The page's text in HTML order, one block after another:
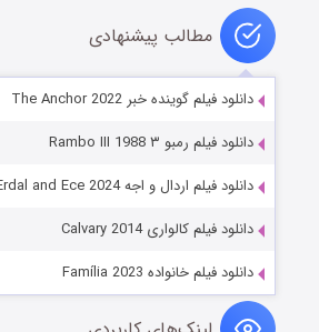
مطالب پیشنهادی
دانلود فیلم گوینده خبر The Anchor 2022
دانلود فیلم رمبو ۳ Rambo III 1988
دانلود فیلم اردال و اجه Erdal and Ece 2024
دانلود فیلم کالواری Calvary 2014
دانلود فیلم خانواده Família 2023